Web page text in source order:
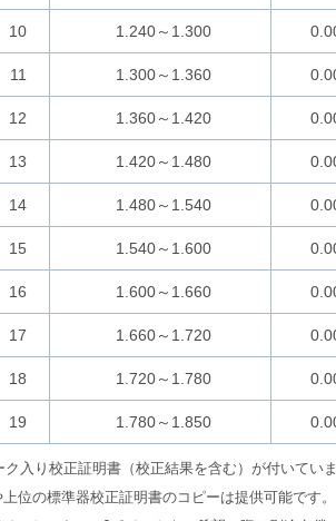
10 1.240～1.300
11 1.300～1.360
12 1.360～1.420
13 1.420～1.480
14 1.480～1.540
15 1.540～1.600
16 1.600～1.660
17 1.660～1.720
18 1.720～1.780
19 1.780～1.850
入り校正証明書（校正結果を含む）が付いていま
の標準器校正証明書のコピーは提供可能です。